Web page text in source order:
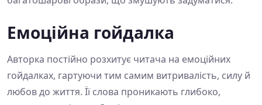
Емоційна гойдалка
Авторка постійно розхитує читача на емоційних
гойдалках, гартуючи тим самим витривалість, силу й
любов до життя. Її слова проникають глибоко,